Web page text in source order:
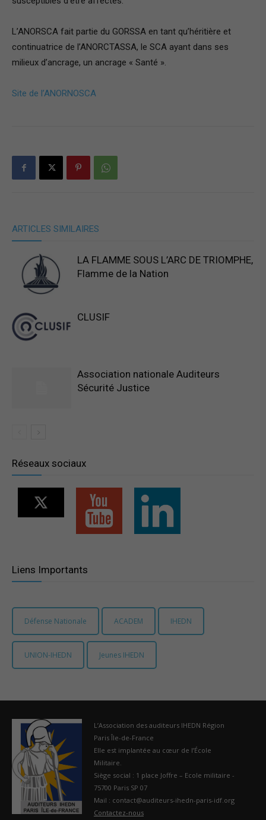
L’ANORSCA fait partie du GORSSA en tant qu’héritière et
continuatrice de l’ANORCTASSA, le SCA ayant dans ses
milieux d’ancrage, un ancrage « Santé ».
Site de l’ANORNOSCA
ARTICLES SIMILAIRES
LA FLAMME SOUS L’ARC DE TRIOMPHE,
Flamme de la Nation
CLUSIF
Association nationale Auditeurs
Sécurité Justice
Réseaux sociaux
Liens Importants
Défense Nationale ACADEM IHEDN
UNION-IHEDN Jeunes IHEDN
L’Association des auditeurs IHEDN Région
Paris Île-de-France
Elle est implantée au cœur de l’École
Militaire.
Siège social : 1 place Joffre – Ecole militaire -
75700 Paris SP 07
Mail : contact@auditeurs-ihedn-paris-idf.org
Contactez-nous